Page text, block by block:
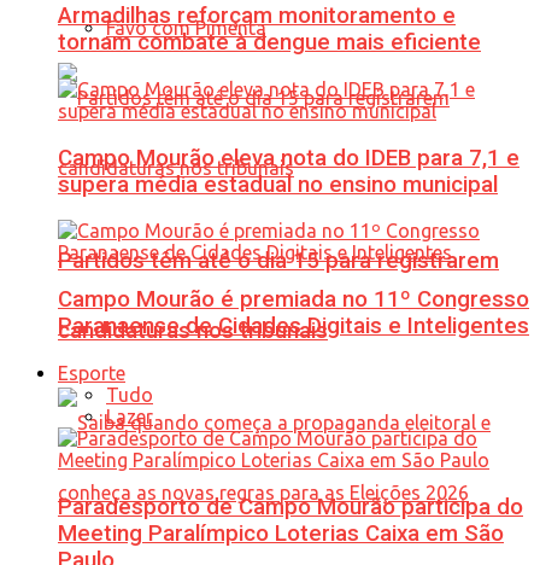
Favo com Pimenta
Partidos têm até o dia 15 para registrarem
candidaturas nos tribunais
Armadilhas reforçam monitoramento e
tornam combate à dengue mais eficiente
Campo Mourão eleva nota do IDEB para 7,1 e
supera média estadual no ensino municipal
Campo Mourão é premiada no 11º Congresso
Paranaense de Cidades Digitais e Inteligentes
Esporte
Tudo
Lazer
Paradesporto de Campo Mourão participa do
Meeting Paralímpico Loterias Caixa em São
Paulo